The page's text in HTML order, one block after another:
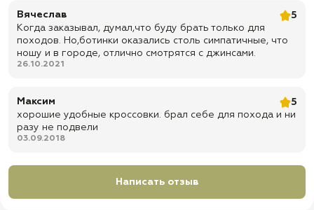
туризма, рыбалки, охоты, страйкбола и полевых условий
✅ Доставка по всей России
✅ Быстрая отправка
Вячеслав
5
Когда заказывал, думал,что буду брать только для
походов. Но,ботинки оказались столь симпатичные, что
ношу и в городе, отлично смотрятся с джинсами.
26.10.2021
Максим
5
хорошие удобные кроссовки. брал себе для похода и ни
разу не подвели
03.09.2018
Написать отзыв